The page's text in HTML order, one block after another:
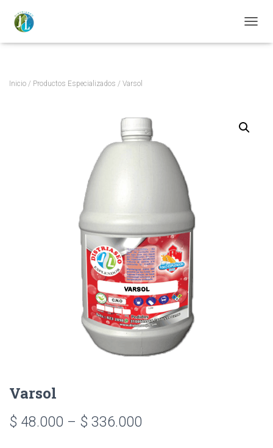
Inicio / Productos Especializados / Varsol
Varsol
$ 48.000 – $ 336.000